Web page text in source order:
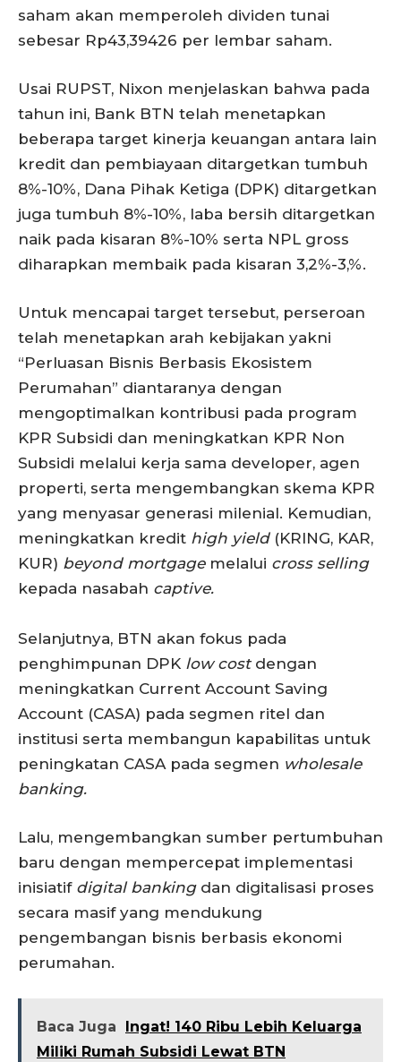
saham akan memperoleh dividen tunai
sebesar Rp43,39426 per lembar saham.
Usai RUPST, Nixon menjelaskan bahwa pada
tahun ini, Bank BTN telah menetapkan
beberapa target kinerja keuangan antara lain
kredit dan pembiayaan ditargetkan tumbuh
8%-10%, Dana Pihak Ketiga (DPK) ditargetkan
juga tumbuh 8%-10%, laba bersih ditargetkan
naik pada kisaran 8%-10% serta NPL gross
diharapkan membaik pada kisaran 3,2%-3,%.
Untuk mencapai target tersebut, perseroan
telah menetapkan arah kebijakan yakni
“Perluasan Bisnis Berbasis Ekosistem
Perumahan” diantaranya dengan
mengoptimalkan kontribusi pada program
KPR Subsidi dan meningkatkan KPR Non
Subsidi melalui kerja sama developer, agen
properti, serta mengembangkan skema KPR
yang menyasar generasi milenial. Kemudian,
meningkatkan kredit high yield(KRING, KAR,
KUR) beyond mortgagemelalui cross selling
kepada nasabah captive.
Selanjutnya, BTN akan fokus pada
penghimpunan DPK low costdengan
meningkatkan Current Account Saving
Account (CASA) pada segmen ritel dan
institusi serta membangun kapabilitas untuk
peningkatan CASA pada segmen wholesale
banking.
Lalu, mengembangkan sumber pertumbuhan
baru dengan mempercepat implementasi
inisiatif digital bankingdan digitalisasi proses
secara masif yang mendukung
pengembangan bisnis berbasis ekonomi
perumahan.
Baca Juga
Ingat! 140 Ribu Lebih Keluarga
Miliki Rumah Subsidi Lewat BTN